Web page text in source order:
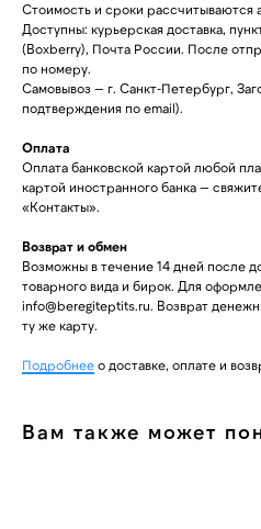
Стоимость и сроки рассчитываются
Доступны: курьерская доставка,
(Boxberry), Почта России. После
по номеру.
Самовывоз — г. Санкт-Петербург,
подтверждения по email).
Оплата
Оплата банковской картой любой
картой иностранного банка —
«Контакты».
Возврат и обмен
Возможны в течение 14 дней после
товарного вида и бирок. Для
info@beregiteptits.ru. Возврат
ту же карту.
Подробнее о доставке, оплате и
Вам также может